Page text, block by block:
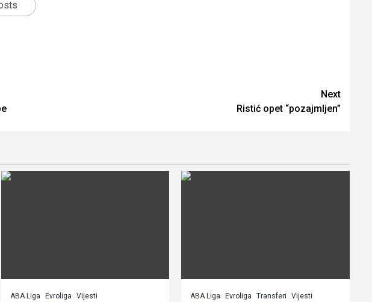
Next
Ristić opet “pozajmljen”
ABA Liga Evroliga Vijesti ABA Liga Evroliga Transferi Vijesti